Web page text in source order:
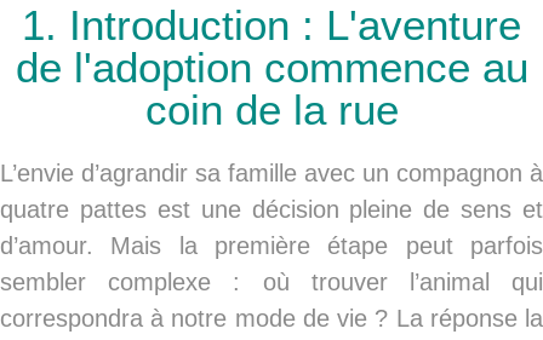
1. Introduction : L'aventure
de l'adoption commence au
coin de la rue
L’envie d’agrandir sa famille avec un compagnon à
quatre pattes est une décision pleine de sens et
d’amour. Mais la première étape peut parfois
sembler complexe : où trouver l’animal qui
correspondra à notre mode de vie ? La réponse la